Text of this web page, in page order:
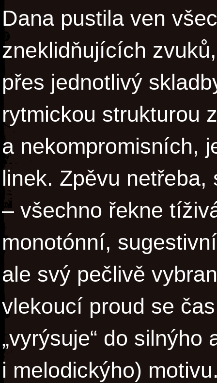
Dana pustila ven
zneklidňujících
přes jednotlivý
rytmickou strukturou
a nekompromisních,
linek. Zpěvu
– všechno řekne
monotónní,
ale svý pečlivě
vlekoucí proud se
„vyrýsuje“ do
i melodickýho)